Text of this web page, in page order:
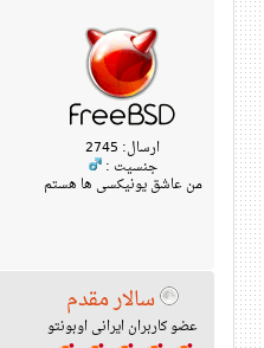
ارسال: 2745
جنسیت :
من عاشق یونیکسی ها هستم
سالار مقدم
عضو کاربران ایرانی اوبونتو